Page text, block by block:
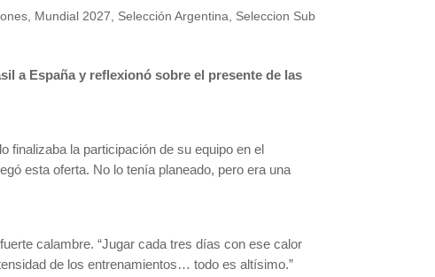
Mundial 2027 Selección Argentina
Seleccion Sub
a España y reflexionó sobre el presente de las
finalizaba la participación de su equipo en el
esta oferta. No lo tenía planeado, pero era una
calambre. “Jugar cada tres días con ese calor
de los entrenamientos… todo es altísimo.”